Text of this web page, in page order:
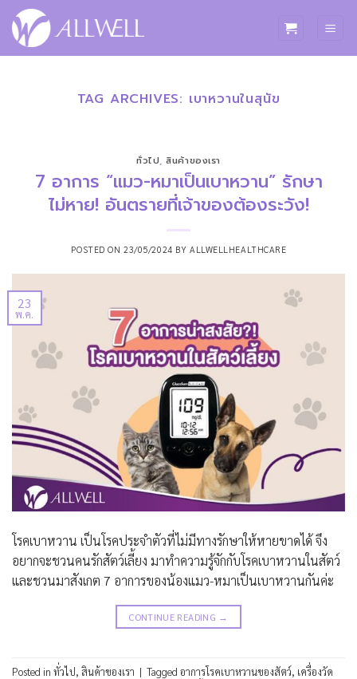
ข้าม
ไป
TAG ARCHIVES: เบาหวานในสุนัข
ทั่วไป,สินค้าของเรา
7 อาการ “แมว-หมาเป็นเบาหวาน” รักษา
ไม่หาย! อันตรายที่เจ้าของต้องระวัง!
POSTED ON23/05/2024 BY ALLWELLHEALTHCARE
23
พ.ค.
โรคเบาหวาน เป็นโรคประจำตัวที่ไม่มีทางรักษาให้หายขาดได้ จึง
อยากจะชวนคนรักสัตว์เลี้ยง มาทำความรู้จักกับโรคเบาหวานในสัตว์
และชวนมาสังเกต 7 อาการของน้องแมว-หมาเป็นเบาหวานกันค่ะ
CONTINUE READING →
Posted in ทั่วไป, สินค้าของเรา | Tagged อาการโรคเบาหวานของสัตว์, เครื่องวัด